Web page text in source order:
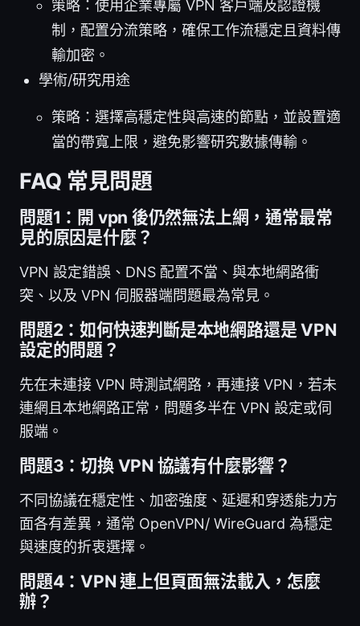
策略：使用企業專屬 VPN 客戶端及認證機
制，配置分流策略，確保工作流穩定且資料傳
輸加密。
學術/研究用途
策略：選擇高穩定性與高速的節點，並設置適
當的帶寬上限，避免影響研究數據傳輸。
FAQ 常見問題
問題1：開 vpn 後仍然無法上網，通常最常
見的原因是什麼？
VPN 設定錯誤、DNS 配置不當、與本地網路衝
突、以及 VPN 伺服器端問題最為常見。
問題2：如何快速判斷是本地網路還是 VPN
設定的問題？
先在未連接 VPN 時測試網路，再連接 VPN，若未
連網且本地網路正常，問題多半在 VPN 設定或伺
服端。
問題3：切換 VPN 協議有什麼影響？
不同協議在穩定性、加密強度、延遲和穿透能力方
面各有差異，通常 OpenVPN/ WireGuard 為穩定
與速度的折衷選擇。
問題4：VPN 連上但頁面無法載入，怎麼
辦？